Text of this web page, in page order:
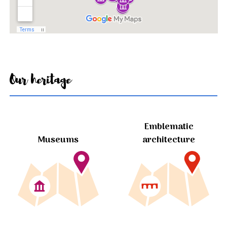
Our heritage
Museums
Emblematic
architecture